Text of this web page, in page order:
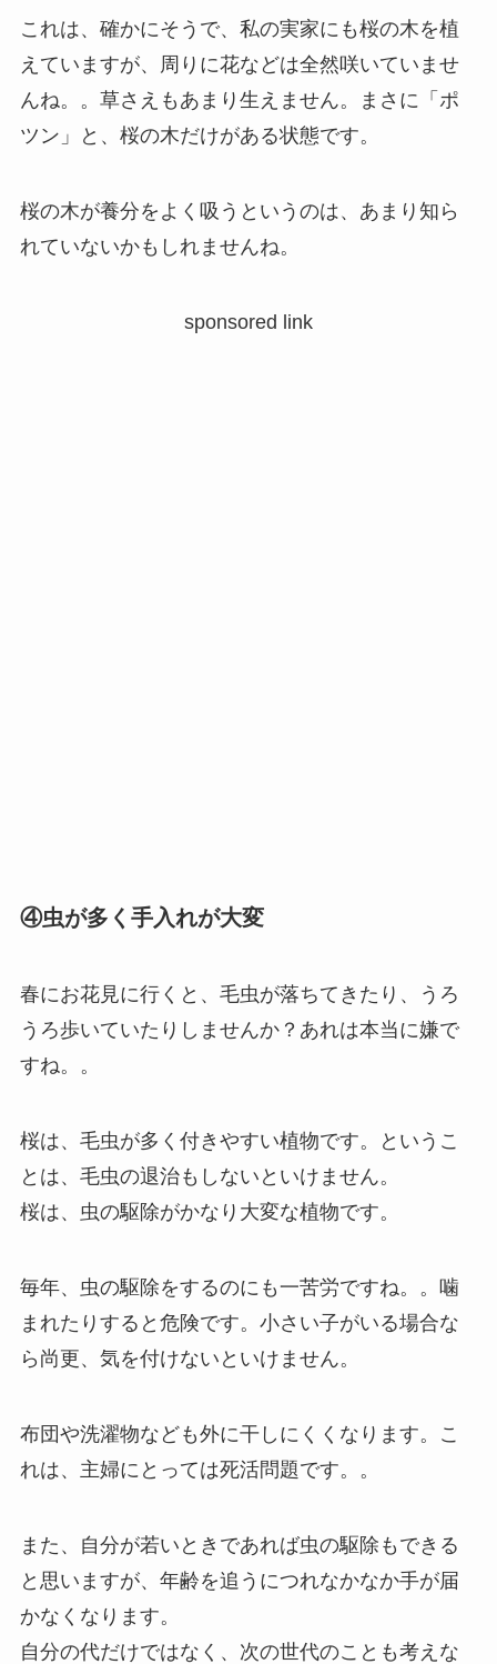
これは、確かにそうで、私の実家にも桜の木を植
えていますが、周りに花などは全然咲いていませ
んね。。草さえもあまり生えません。まさに「ポ
ツン」と、桜の木だけがある状態です。
桜の木が養分をよく吸うというのは、あまり知ら
れていないかもしれませんね。
sponsored link
④虫が多く手入れが大変
春にお花見に行くと、毛虫が落ちてきたり、うろ
うろ歩いていたりしませんか？あれは本当に嫌で
すね。。
桜は、毛虫が多く付きやすい植物です。というこ
とは、毛虫の退治もしないといけません。
桜は、虫の駆除がかなり大変な植物です。
毎年、虫の駆除をするのにも一苦労ですね。。噛
まれたりすると危険です。小さい子がいる場合な
ら尚更、気を付けないといけません。
布団や洗濯物なども外に干しにくくなります。こ
れは、主婦にとっては死活問題です。。
また、自分が若いときであれば虫の駆除もできる
と思いますが、年齢を追うにつれなかなか手が届
かなくなります。
自分の代だけではなく、次の世代のことも考えな